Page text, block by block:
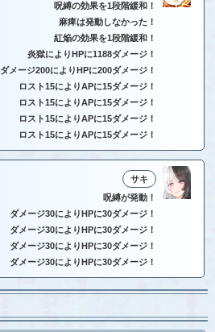
呪縛の効果を1段階緩和！
麻痺は発動しなかった！
紅焔の効果を1段階緩和！
炎獄によりHPに1188ダメージ！
ダメージ200によりHPに200ダメージ！
ロスト15によりAPに15ダメージ！
ロスト15によりAPに15ダメージ！
ロスト15によりAPに15ダメージ！
ロスト15によりAPに15ダメージ！
サキ
呪縛が発動！
ダメージ30によりHPに30ダメージ！
ダメージ30によりHPに30ダメージ！
ダメージ30によりHPに30ダメージ！
ダメージ30によりHPに30ダメージ！